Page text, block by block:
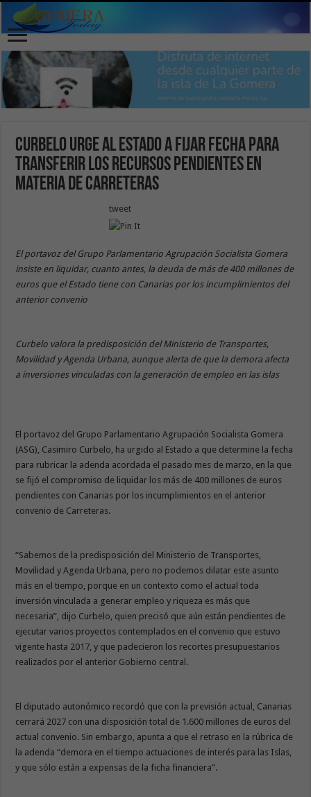
Curbelo urge al Estado a fijar fecha para
transferir los recursos pendientes en
materia de Carreteras
tweet
El portavoz del Grupo Parlamentario Agrupación Socialista Gomera
insiste en liquidar, cuanto antes, la deuda de más de 400 millones de
euros que el Estado tiene con Canarias por los incumplimientos del
anterior convenio
Curbelo valora la predisposición del Ministerio de Transportes,
Movilidad y Agenda Urbana, aunque alerta de que la demora afecta
a inversiones vinculadas con la generación de empleo en las islas
El portavoz del Grupo Parlamentario Agrupación Socialista Gomera
(ASG), Casimiro Curbelo, ha urgido al Estado a que determine la fecha
para rubricar la adenda acordada el pasado mes de marzo, en la que
se fijó el compromiso de liquidar los más de 400 millones de euros
pendientes con Canarias por los incumplimientos en el anterior
convenio de Carreteras.
“Sabemos de la predisposición del Ministerio de Transportes,
Movilidad y Agenda Urbana, pero no podemos dilatar este asunto
más en el tiempo, porque en un contexto como el actual toda
inversión vinculada a generar empleo y riqueza es más que
necesaria”, dijo Curbelo, quien precisó que aún están pendientes de
ejecutar varios proyectos contemplados en el convenio que estuvo
vigente hasta 2017, y que padecieron los recortes presupuestarios
realizados por el anterior Gobierno central.
El diputado autonómico recordó que con la previsión actual, Canarias
cerrará 2027 con una disposición total de 1.600 millones de euros del
actual convenio. Sin embargo, apunta a que el retraso en la rúbrica de
la adenda “demora en el tiempo actuaciones de interés para las Islas,
y que sólo están a expensas de la ficha financiera”.